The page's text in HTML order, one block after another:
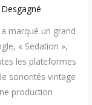
marqué un grand
« Sedation »,
les plateformes
sonorités vintage
production